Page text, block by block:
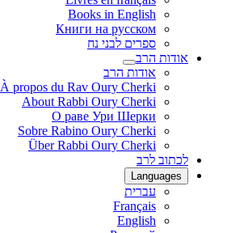
Books in English
Книги на русском
ספרים לבני נח
אודות הרב
אודות הרב
À propos du Rav Oury Cherki
About Rabbi Oury Cherki
О раве Ури Шерки
Sobre Rabino Oury Cherki
Über Rabbi Oury Cherki
לכתוב לרב
Languages
עברית
Français
English